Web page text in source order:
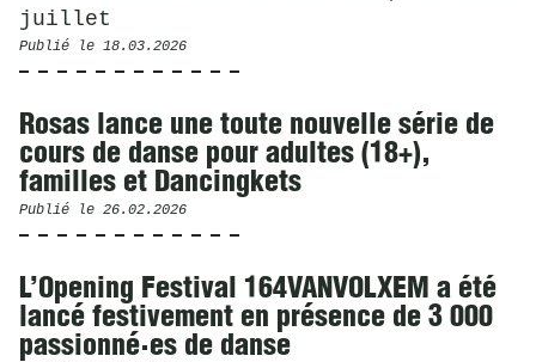
juillet
Publié le 18.03.2026
Rosas lance une toute nouvelle série de
cours de danse pour adultes (18+),
familles et Dancingkets
Publié le 26.02.2026
L’Opening Festival 164VANVOLXEM a été
lancé festivement en présence de 3 000
passionné·es de danse